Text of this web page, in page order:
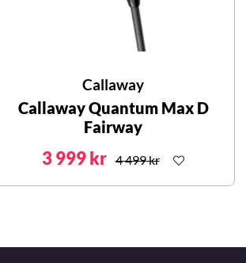
Callaway
Callaway Quantum Max D
Fairway
3 999 kr 4 499 kr